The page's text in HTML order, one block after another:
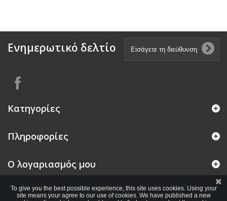
Ενημερωτικό δελτίο
Κατηγορίες
Πληροφορίες
Ο λογαριασμός μου
To give you the best possible experience, this site uses cookies. Using your
site means your agree to our use of cookies. We have published a new